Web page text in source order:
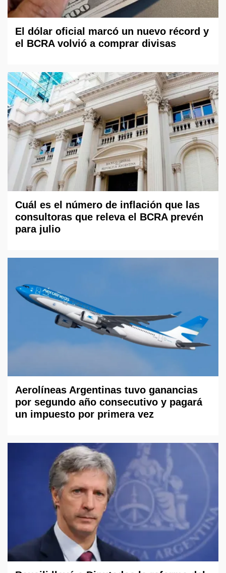
El dólar oficial marcó un nuevo récord y
el BCRA volvió a comprar divisas
Cuál es el número de inflación que las
consultoras que releva el BCRA prevén
para julio
Aerolíneas Argentinas tuvo ganancias
por segundo año consecutivo y pagará
un impuesto por primera vez